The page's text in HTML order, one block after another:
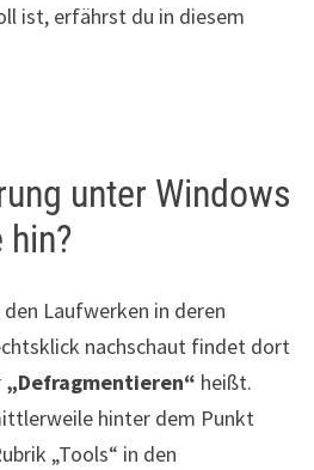
ist, erfährst du in diesem
unter Windows
hin?
Laufwerken in deren
nachschaut findet dort
„Defragmentieren“ heißt.
hinter dem Punkt
„Tools“ in den